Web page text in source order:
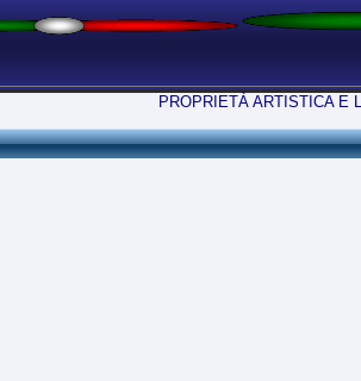
PROPRIETÀ ARTISTICA E